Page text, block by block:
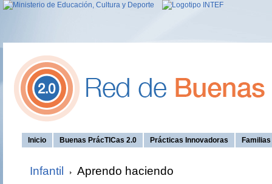
Inicio Buenas PrácTICas 2.0 Prácticas Innovadoras
Infantil Aprendo haciendo